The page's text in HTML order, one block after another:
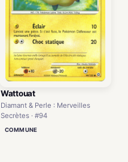
Wattouat
Diamant & Perle : Merveilles
Secrètes · #94
COMMUNE